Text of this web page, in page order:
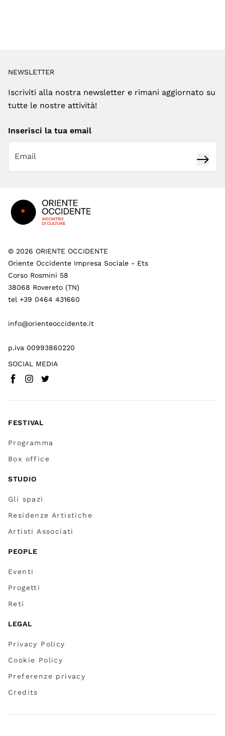
NEWSLETTER
Iscriviti alla nostra newsletter e rimani aggiornato su
tutte le nostre attività!
Inserisci la tua email
© 2026 ORIENTE OCCIDENTE
Oriente Occidente Impresa Sociale - Ets
Corso Rosmini 58
38068 Rovereto (TN)
tel +39 0464 431660
info@orienteoccidente.it
p.iva 00993860220
SOCIAL MEDIA
Facebook(
Instagram
Twitter
FESTIVAL
Programma
Box office
STUDIO
Gli spazi
Residenze Artistiche
Artisti Associati
PEOPLE
Eventi
Progetti
Reti
LEGAL
Privacy Policy
Cookie Policy
Preferenze privacy
Credits